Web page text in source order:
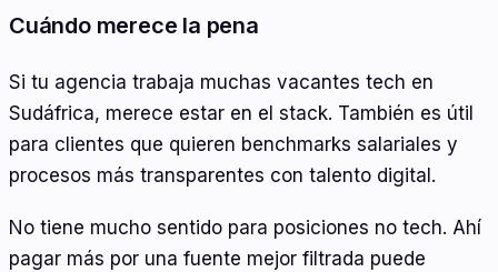
Cuándo merece la pena
Si tu agencia trabaja muchas vacantes tech en
Sudáfrica, merece estar en el stack. También es útil
para clientes que quieren benchmarks salariales y
procesos más transparentes con talento digital.
No tiene mucho sentido para posiciones no tech. Ahí
pagar más por una fuente mejor filtrada puede